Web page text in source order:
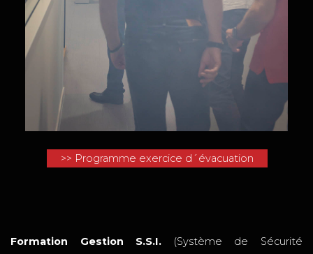
>> Programme exercice d´évacuation
Formation Gestion S.S.I. (Système de Sécurité